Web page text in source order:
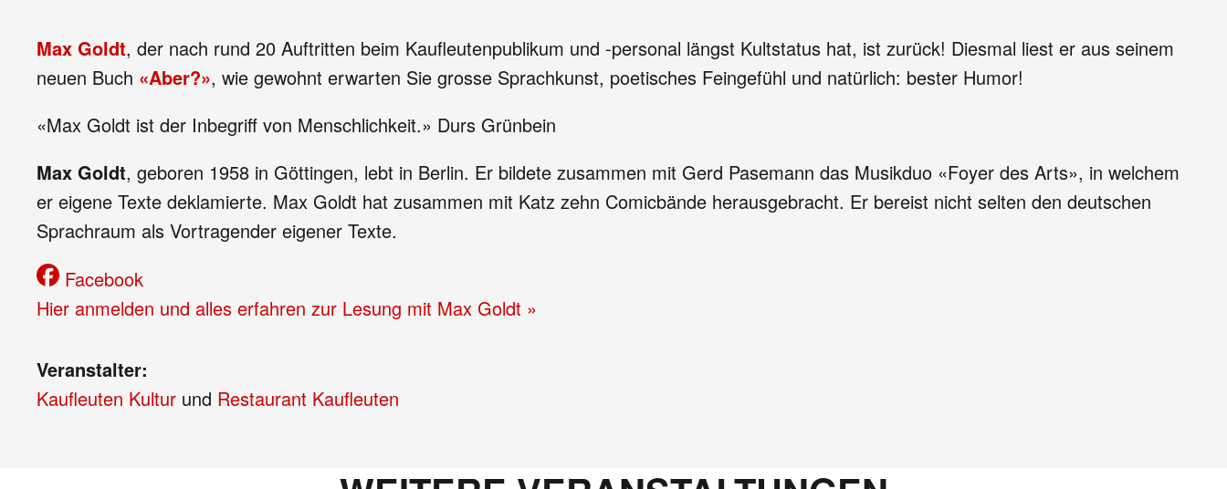
Max Goldt, der nach rund 20 Auftritten beim Kaufleutenpublikum und -personal längst Kultstatus hat, ist zurück! Diesmal liest er aus seinem
neuen Buch «Aber?», wie gewohnt erwarten Sie grosse Sprachkunst, poetisches Feingefühl und natürlich: bester Humor!
«Max Goldt ist der Inbegriff von Menschlichkeit.» Durs Grünbein
Max Goldt, geboren 1958 in Göttingen, lebt in Berlin. Er bildete zusammen mit Gerd Pasemann das Musikduo «Foyer des Arts», in welchem
er eigene Texte deklamierte. Max Goldt hat zusammen mit Katz zehn Comicbände herausgebracht. Er bereist nicht selten den deutschen
Sprachraum als Vortragender eigener Texte.
Facebook
Hier anmelden und alles erfahren zur Lesung mit Max Goldt »
Veranstalter:
Kaufleuten Kultur und Restaurant Kaufleuten